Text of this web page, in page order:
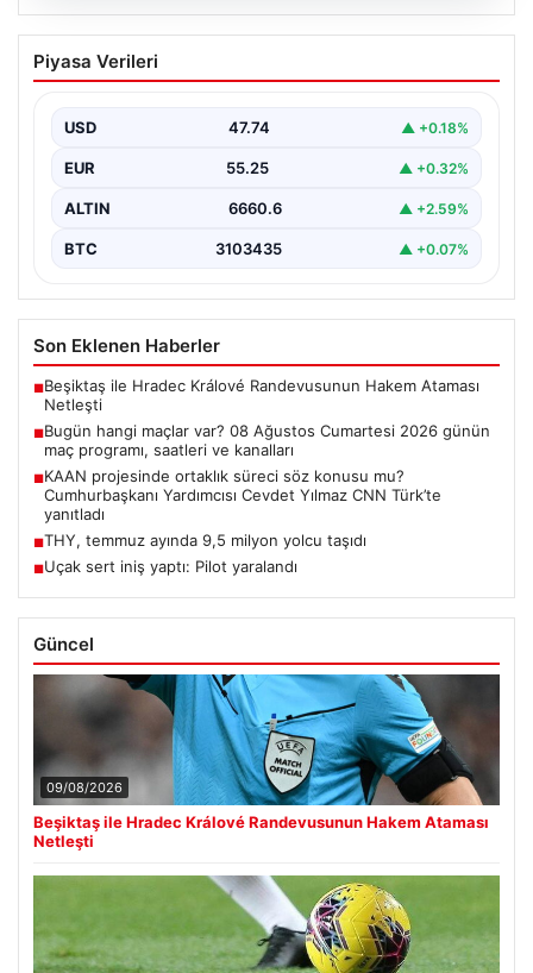
08.08.2026
Bugün hangi maçlar var? 08 Ağustos
Cumartesi 2026 günün maç programı,
Piyasa Verileri
USD 47.74 ▲ +0.18%
EUR 55.25 ▲ +0.32%
ALTIN 6660.6 ▲ +2.59%
BTC 3103435 ▲ +0.07%
Son Eklenen Haberler
■Beşiktaş ile Hradec Králové Randevusunun Hakem Ataması
Netleşti
■Bugün hangi maçlar var? 08 Ağustos Cumartesi 2026 günün
maç programı, saatleri ve kanalları
■KAAN projesinde ortaklık süreci söz konusu mu?
Cumhurbaşkanı Yardımcısı Cevdet Yılmaz CNN Türk’te
yanıtladı
■THY, temmuz ayında 9,5 milyon yolcu taşıdı
■Uçak sert iniş yaptı: Pilot yaralandı
Güncel
09/08/2026
Beşiktaş ile Hradec Králové Randevusunun Hakem Ataması
Netleşti